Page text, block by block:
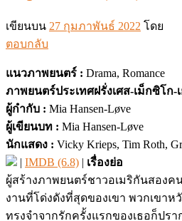
เขียนบน 27 กุมภาพันธ์ 2022 โดย
ตอบกลับ
แนวภาพยนตร์ : Drama, Romance
ภาพยนตร์ประเทศฝรั่งเศส-เม็กซิโก-
ผู้กำกับ : Mia Hansen-Løve
ผู้เขียนบท : Mia Hansen-Løve
นักแสดง : Vicky Krieps, Tim Roth,
| IMDB (6.8) | เรื่องย่อ
ผู้สร้างภาพยนตร์ชาวอเมริกันสอง
งานที่โด่งดังที่สุดของเขา พวกเขา
ทรงจำจากรักครั้งแรกของเธอก็ปร